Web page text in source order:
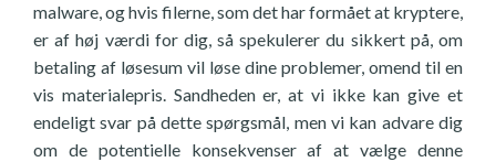
malware, og hvis filerne, som det har formået at kryptere,
er af høj værdi for dig, så spekulerer du sikkert på, om
betaling af løsesum vil løse dine problemer, omend til en
vis materialepris. Sandheden er, at vi ikke kan give et
endeligt svar på dette spørgsmål, men vi kan advare dig
om de potentielle konsekvenser af at vælge denne